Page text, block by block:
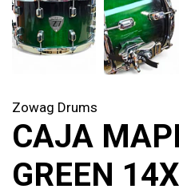
Zowag Drums
CAJA
GREEN